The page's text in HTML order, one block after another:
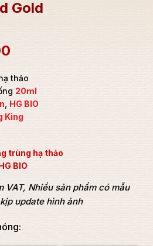
Gold
thảo
20ml
HG BIO
King
trùng hạ thảo
BIO
VAT, Nhiều sản phẩm có mẫu
update hình ảnh